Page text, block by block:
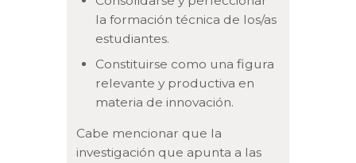
la formación técnica de los/as
estudiantes.
Constituirse como una figura
relevante y productiva en
materia de innovación.
Cabe mencionar que la
investigación que apunta a las